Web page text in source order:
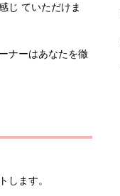
じ ていただけま
ナーはあなたを徹
します。